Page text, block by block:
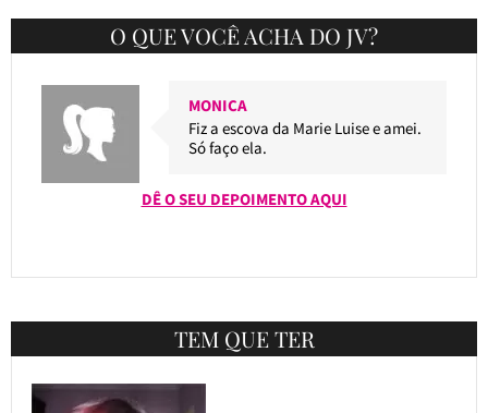
O QUE VOCÊ ACHA DO JV?
MONICA
Fiz a escova da Marie Luise e amei.
Só faço ela.
DÊ O SEU DEPOIMENTO AQUI
TEM QUE TER